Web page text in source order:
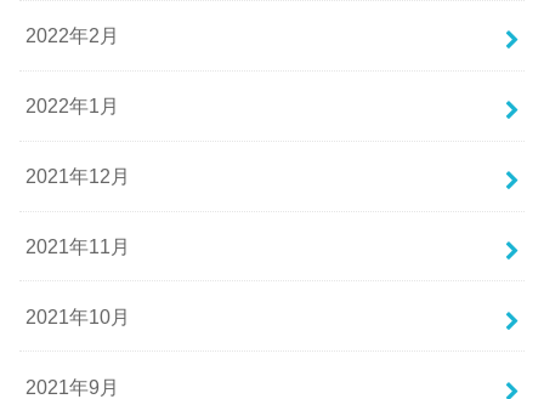
2022年2月
2022年1月
2021年12月
2021年11月
2021年10月
2021年9月